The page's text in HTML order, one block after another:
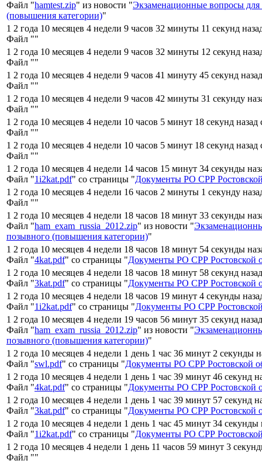
Файл "hamtest.zip" из новости "Экзаменационные вопросы
(повышения категории)"
1 2 года 10 месяцев 4 недели 9 часов 32 минуты 11 секунд
Файл ""
1 2 года 10 месяцев 4 недели 9 часов 32 минуты 12 секунд
Файл ""
1 2 года 10 месяцев 4 недели 9 часов 41 минуту 45 секунд
Файл ""
1 2 года 10 месяцев 4 недели 9 часов 42 минуты 31 секунду
Файл ""
1 2 года 10 месяцев 4 недели 10 часов 5 минут 18 секунд назад
Файл ""
1 2 года 10 месяцев 4 недели 10 часов 5 минут 18 секунд назад
Файл ""
1 2 года 10 месяцев 4 недели 14 часов 15 минут 34 секунды
Файл "1i2kat.pdf" со страницы "Документы РО СРР
1 2 года 10 месяцев 4 недели 16 часов 2 минуты 1 секунду
Файл ""
1 2 года 10 месяцев 4 недели 18 часов 18 минут 33 секунды
Файл "ham_exam_russia_2012.zip" из новости "
позывного (повышения категории)"
1 2 года 10 месяцев 4 недели 18 часов 18 минут 54 секунды
Файл "4kat.pdf" со страницы "Документы РО СРР Ростовской
1 2 года 10 месяцев 4 недели 18 часов 18 минут 58 секунд
Файл "3kat.pdf" со страницы "Документы РО СРР Ростовской
1 2 года 10 месяцев 4 недели 18 часов 19 минут 4 секунды
Файл "1i2kat.pdf" со страницы "Документы РО СРР
1 2 года 10 месяцев 4 недели 19 часов 56 минут 35 секунд
Файл "ham_exam_russia_2012.zip" из новости "
позывного (повышения категории)"
1 2 года 10 месяцев 4 недели 1 день 1 час 36 минут 2 секунды
Файл "swl.pdf" со страницы "Документы РО СРР Ростовской
1 2 года 10 месяцев 4 недели 1 день 1 час 39 минут 46 секунд
Файл "4kat.pdf" со страницы "Документы РО СРР Ростовской
1 2 года 10 месяцев 4 недели 1 день 1 час 39 минут 57 секунд
Файл "3kat.pdf" со страницы "Документы РО СРР Ростовской
1 2 года 10 месяцев 4 недели 1 день 1 час 45 минут 34 секунды
Файл "1i2kat.pdf" со страницы "Документы РО СРР
1 2 года 10 месяцев 4 недели 1 день 11 часов 59 минут 3
Файл ""